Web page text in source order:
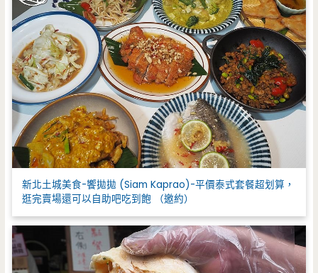
新北土城美食-饗拋拋 (Siam Kaprao)-平價泰式套餐超划算，
逛完賣場還可以自助吧吃到飽 （邀約）